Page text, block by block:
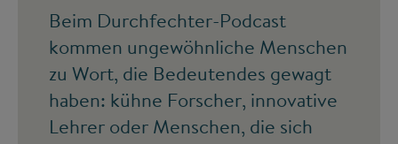
Beim Durchfechter-Podcast
kommen ungewöhnliche Menschen
zu Wort, die Bedeutendes gewagt
haben: kühne Forscher, innovative
Lehrer oder Menschen, die sich